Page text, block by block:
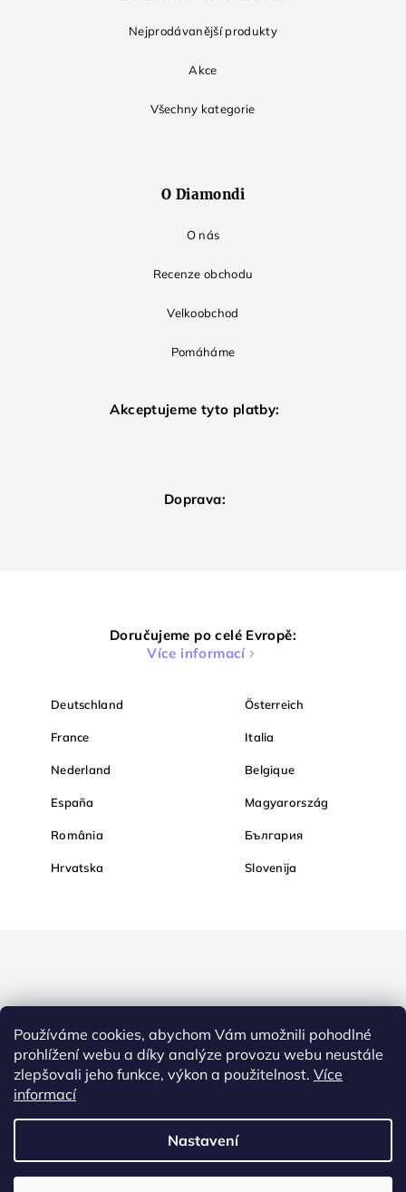
Používáme cookies, abychom Vám umožnili pohodlné
prohlížení webu a díky analýze provozu webu neustále
zlepšovali jeho funkce, výkon a použitelnost. Více
informací
Nastavení
Nejprodávanější produkty
Akce
Všechny kategorie
O Diamondi
O nás
Recenze obchodu
Velkoobchod
Pomáháme
Akceptujeme tyto platby:
Doprava:
Doručujeme po celé Evropě:
Více informací
Deutschland Österreich
France Italia
Nederland Belgique
España Magyarország
România България
Hrvatska Slovenija
Nakupujte na Diamondi bezpečně a bez obav. Díky HTTPS
podobě.